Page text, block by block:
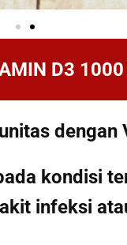
D3
dengan
kondisi
infeksi